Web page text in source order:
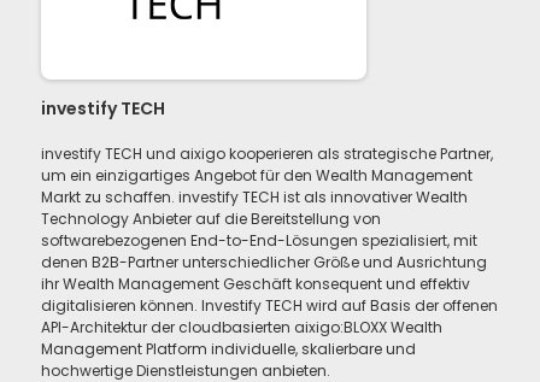
investify TECH
investify TECH und aixigo kooperieren als strategische Partner,
um ein einzigartiges Angebot für den Wealth Management
Markt zu schaffen. investify TECH ist als innovativer Wealth
Technology Anbieter auf die Bereitstellung von
softwarebezogenen End-to-End-Lösungen spezialisiert, mit
denen B2B-Partner unterschiedlicher Größe und Ausrichtung
ihr Wealth Management Geschäft konsequent und effektiv
digitalisieren können. Investify TECH wird auf Basis der offenen
API-Architektur der cloudbasierten aixigo:BLOXX Wealth
Management Platform individuelle, skalierbare und
hochwertige Dienstleistungen anbieten.